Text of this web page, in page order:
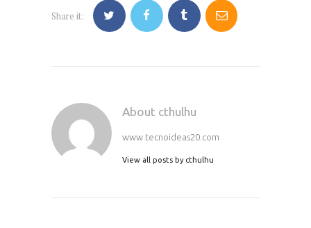
Share it:
About cthulhu
www.tecnoideas20.com
View all posts by cthulhu